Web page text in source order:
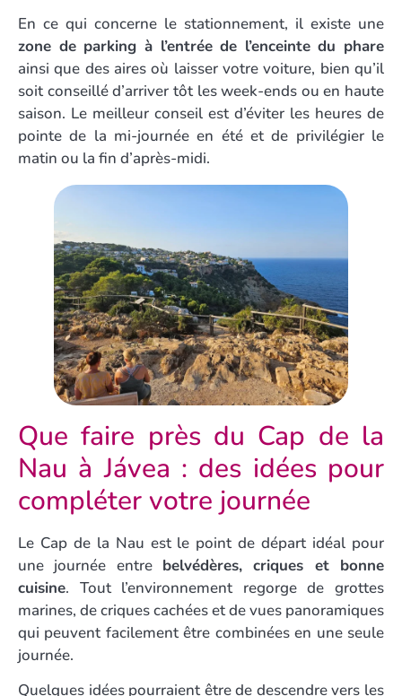
En ce qui concerne le stationnement, il existe une
zone de parking à l’entrée de l’enceinte du phare
ainsi que des aires où laisser votre voiture, bien qu’il
soit conseillé d’arriver tôt les week-ends ou en haute
saison. Le meilleur conseil est d’éviter les heures de
pointe de la mi-journée en été et de privilégier le
matin ou la fin d’après-midi.
Que faire près du Cap de la
Nau à Jávea : des idées pour
compléter votre journée
Le Cap de la Nau est le point de départ idéal pour
une journée entre belvédères, criques et bonne
cuisine. Tout l’environnement regorge de grottes
marines, de criques cachées et de vues panoramiques
qui peuvent facilement être combinées en une seule
journée.
Quelques idées pourraient être de descendre vers les